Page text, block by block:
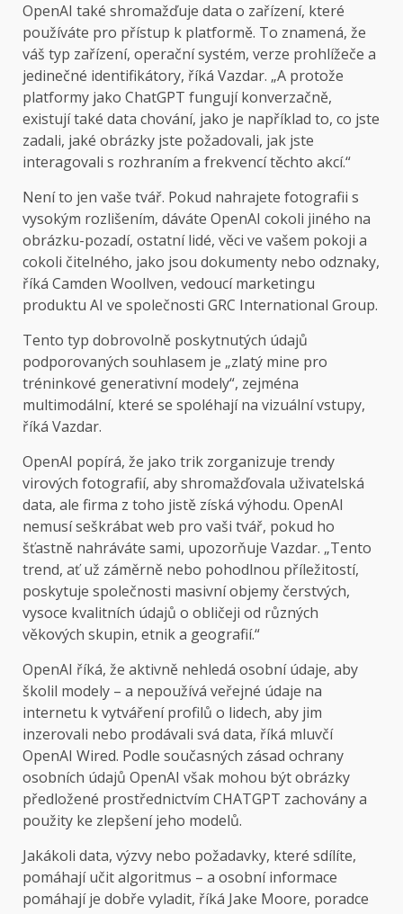
OpenAI také shromažďuje data o zařízení, které
používáte pro přístup k platformě. To znamená, že
váš typ zařízení, operační systém, verze prohlížeče a
jedinečné identifikátory, říká Vazdar. „A protože
platformy jako ChatGPT fungují konverzačně,
existují také data chování, jako je například to, co jste
zadali, jaké obrázky jste požadovali, jak jste
interagovali s rozhraním a frekvencí těchto akcí.“
Není to jen vaše tvář. Pokud nahrajete fotografii s
vysokým rozlišením, dáváte OpenAI cokoli jiného na
obrázku-pozadí, ostatní lidé, věci ve vašem pokoji a
cokoli čitelného, ​​jako jsou dokumenty nebo odznaky,
říká Camden Woollven, vedoucí marketingu
produktu AI ve společnosti GRC International Group.
Tento typ dobrovolně poskytnutých údajů
podporovaných souhlasem je „zlatý mine pro
tréninkové generativní modely“, zejména
multimodální, které se spoléhají na vizuální vstupy,
říká Vazdar.
OpenAI popírá, že jako trik zorganizuje trendy
virových fotografií, aby shromažďovala uživatelská
data, ale firma z toho jistě získá výhodu. OpenAI
nemusí seškrábat web pro vaši tvář, pokud ho
šťastně nahráváte sami, upozorňuje Vazdar. „Tento
trend, ať už záměrně nebo pohodlnou příležitostí,
poskytuje společnosti masivní objemy čerstvých,
vysoce kvalitních údajů o obličeji od různých
věkových skupin, etnik a geografií.“
OpenAI říká, že aktivně nehledá osobní údaje, aby
školil modely – a nepoužívá veřejné údaje na
internetu k vytváření profilů o lidech, aby jim
inzerovali nebo prodávali svá data, říká mluvčí
OpenAI Wired. Podle současných zásad ochrany
osobních údajů OpenAI však mohou být obrázky
předložené prostřednictvím CHATGPT zachovány a
použity ke zlepšení jeho modelů.
Jakákoli data, výzvy nebo požadavky, které sdílíte,
pomáhají učit algoritmus – a osobní informace
pomáhají je dobře vyladit, říká Jake Moore, poradce